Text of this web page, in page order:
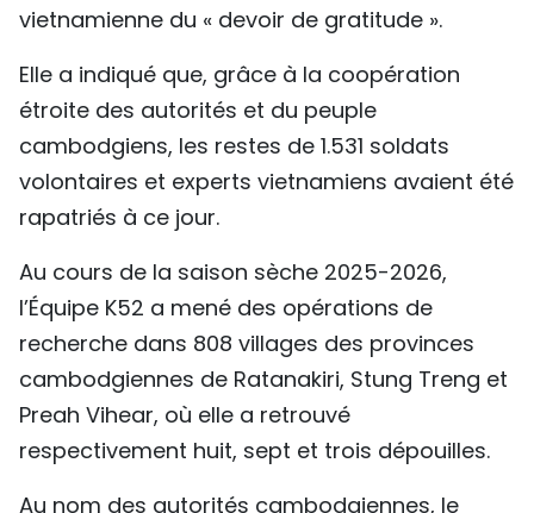
vietnamienne du « devoir de gratitude ».
Elle a indiqué que, grâce à la coopération
étroite des autorités et du peuple
cambodgiens, les restes de 1.531 soldats
volontaires et experts vietnamiens avaient été
rapatriés à ce jour.
Au cours de la saison sèche 2025-2026,
l’Équipe K52 a mené des opérations de
recherche dans 808 villages des provinces
cambodgiennes de Ratanakiri, Stung Treng et
Preah Vihear, où elle a retrouvé
respectivement huit, sept et trois dépouilles.
Au nom des autorités cambodgiennes, le